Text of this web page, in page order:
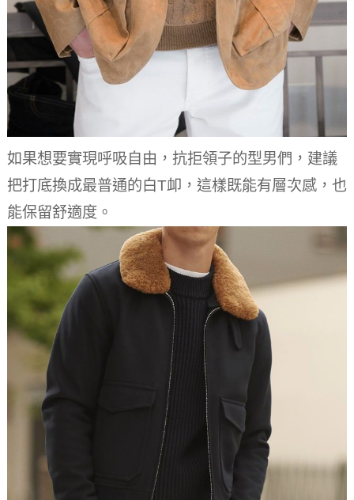
如果想要實現呼吸自由，抗拒領子的型男們，建議
把打底換成最普通的白T卹，這樣既能有層次感，也
能保留舒適度。